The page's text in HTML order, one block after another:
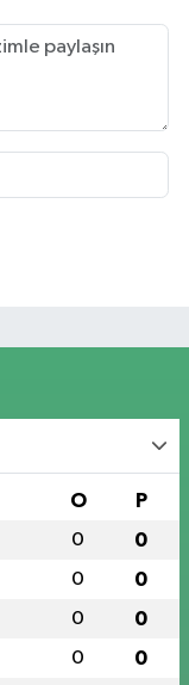
O P
0 0
0 0
0 0
0 0